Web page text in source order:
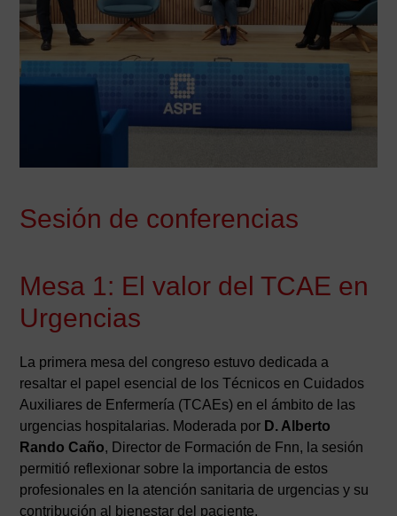
Sesión de conferencias
Mesa 1: El valor del TCAE en
Urgencias
La primera mesa del congreso estuvo dedicada a
resaltar el papel esencial de los Técnicos en Cuidados
Auxiliares de Enfermería (TCAEs) en el ámbito de las
urgencias hospitalarias. Moderada por D. Alberto
Rando Caño, Director de Formación de Fnn, la sesión
permitió reflexionar sobre la importancia de estos
profesionales en la atención sanitaria de urgencias y su
contribución al bienestar del paciente.